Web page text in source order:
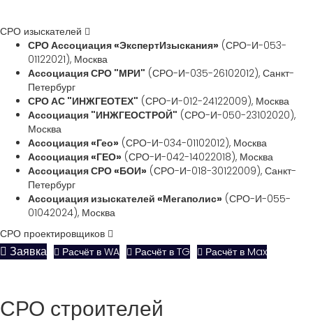
СРО изыскателей
СРО Ассоциация «ЭкспертИзыскания» (СРО-И-053-
01122021), Москва
Ассоциация СРО "МРИ" (СРО-И-035-26102012), Санкт-
Петербург
СРО АС "ИНЖГЕОТЕХ" (СРО-И-012-24122009), Москва
Ассоциация "ИНЖГЕОСТРОЙ" (СРО-И-050-23102020),
Москва
Ассоциация «Гео» (СРО-И-034-01102012), Москва
Ассоциация «ГЕО» (СРО-И-042-14022018), Москва
Ассоциация СРО «БОИ» (СРО-И-018-30122009), Санкт-
Петербург
Ассоциация изыскателей «Мегаполис» (СРО-И-055-
01042024), Москва
СРО проектировщиков
Заявка Расчёт в WA Расчёт в TG Расчёт в Max
СРО строителей